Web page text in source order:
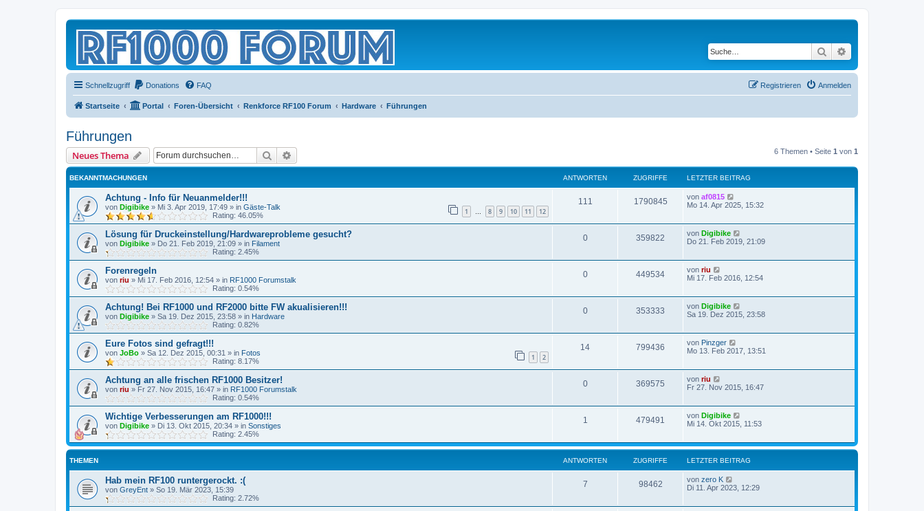
Suche
Schnellzugriff Donations FAQ Anmelden
Registrieren
Startseite Portal Foren-Übersicht Renkforce RF100 Forum Hardware Führungen
Führungen
Neues Thema Suche 6 Themen • Seite 1 von 1
BEKANNTMACHUNGEN ANTWORTEN ZUGRIFFE LETZTER BEITRAG
Achtung - Info für Neuanmelder!!!
von Digibike » Mi 3. Apr 2019, 17:49 » in Gäste-Talk 1 … 8 9 10 11 12
Rating: 46.05%
111 1790845 von af0815
Mo 14. Apr 2025, 15:32
Lösung für Druckeinstellung/Hardwareprobleme gesucht?
von Digibike » Do 21. Feb 2019, 21:09 » in Filament
Rating: 2.45%
0 359822 von Digibike
Do 21. Feb 2019, 21:09
Forenregeln
von riu » Mi 17. Feb 2016, 12:54 » in RF1000 Forumstalk
Rating: 0.54%
0 449534 von riu
Mi 17. Feb 2016, 12:54
Achtung! Bei RF1000 und RF2000 bitte FW akualisieren!!!
von Digibike » Sa 19. Dez 2015, 23:58 » in Hardware
Rating: 0.82%
0 353333 von Digibike
Sa 19. Dez 2015, 23:58
Eure Fotos sind gefragt!!!
von JoBo » Sa 12. Dez 2015, 00:31 » in Fotos 1 2
Rating: 8.17%
14 799436 von Pinzger
Mo 13. Feb 2017, 13:51
Achtung an alle frischen RF1000 Besitzer!
von riu » Fr 27. Nov 2015, 16:47 » in RF1000 Forumstalk
Rating: 0.54%
0 369575 von riu
Fr 27. Nov 2015, 16:47
Wichtige Verbesserungen am RF1000!!!
von Digibike » Di 13. Okt 2015, 20:34 » in Sonstiges
Rating: 2.45%
1 479491 von Digibike
Mi 14. Okt 2015, 11:53
THEMEN ANTWORTEN ZUGRIFFE LETZTER BEITRAG
Hab mein RF100 runtergerockt. :(
von GreyEnt » So 19. Mär 2023, 15:39
Rating: 2.72%
7 98462 von zero K
Di 11. Apr 2023, 12:29